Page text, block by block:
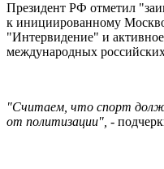
Президент РФ отметил
к инициированному
"Интервидение" и
международных
"Считаем, что спорт
от политизации", -